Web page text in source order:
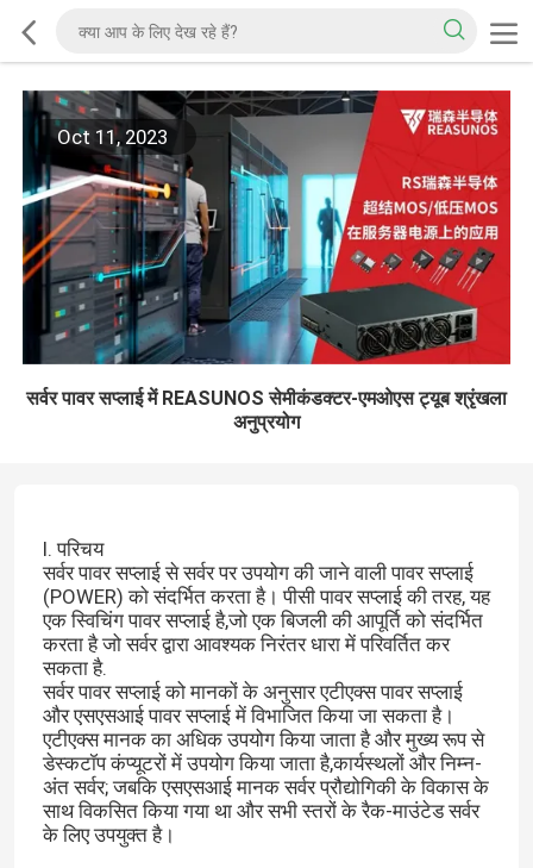
Oct 11, 2023
सर्वर पावर सप्लाई में REASUNOS सेमीकंडक्टर-एमओएस ट्यूब श्रृंखला
अनुप्रयोग
I. परिचय
सर्वर पावर सप्लाई से सर्वर पर उपयोग की जाने वाली पावर सप्लाई
(POWER) को संदर्भित करता है। पीसी पावर सप्लाई की तरह, यह
एक स्विचिंग पावर सप्लाई है,जो एक बिजली की आपूर्ति को संदर्भित
करता है जो सर्वर द्वारा आवश्यक निरंतर धारा में परिवर्तित कर
सकता है.
सर्वर पावर सप्लाई को मानकों के अनुसार एटीएक्स पावर सप्लाई
और एसएसआई पावर सप्लाई में विभाजित किया जा सकता है।
एटीएक्स मानक का अधिक उपयोग किया जाता है और मुख्य रूप से
डेस्कटॉप कंप्यूटरों में उपयोग किया जाता है,कार्यस्थलों और निम्न-
अंत सर्वर; जबकि एसएसआई मानक सर्वर प्रौद्योगिकी के विकास के
साथ विकसित किया गया था और सभी स्तरों के रैक-माउंटेड सर्वर
के लिए उपयुक्त है।